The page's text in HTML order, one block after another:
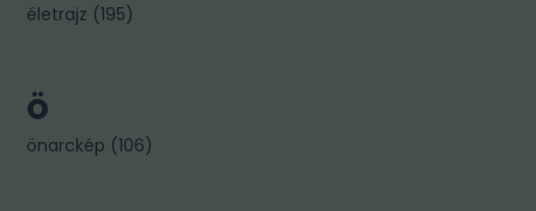
életrajz (195)
Ö
önarckép (106)